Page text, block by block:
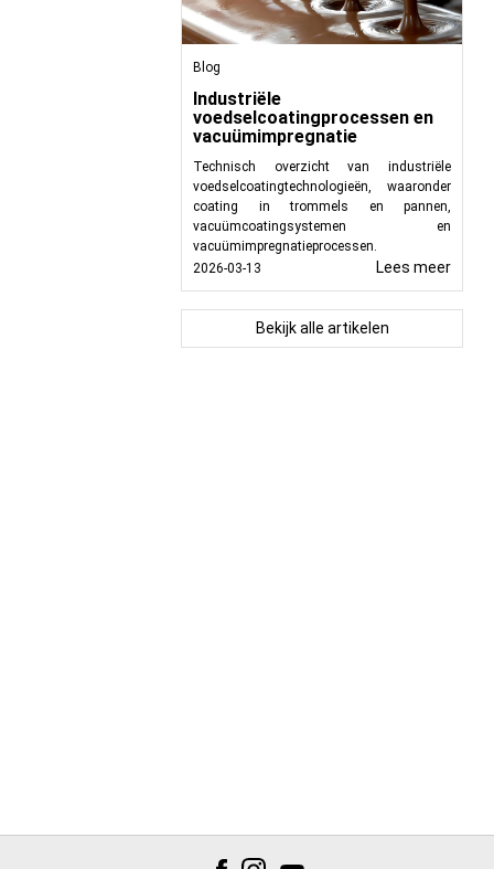
Blog
Industriële
voedselcoatingprocessen en
vacuümimpregnatie
Technisch overzicht van industriële
voedselcoatingtechnologieën, waaronder
coating in trommels en pannen,
vacuümcoatingsystemen en
vacuümimpregnatieprocessen.
2026-03-13
Lees meer
Bekijk alle artikelen